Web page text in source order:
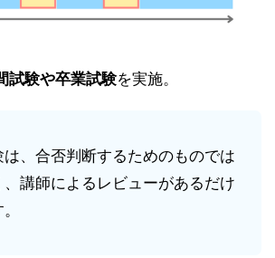
試験や卒業試験を実施。
は、合否判断するためのものでは
、講師によるレビューがあるだけ